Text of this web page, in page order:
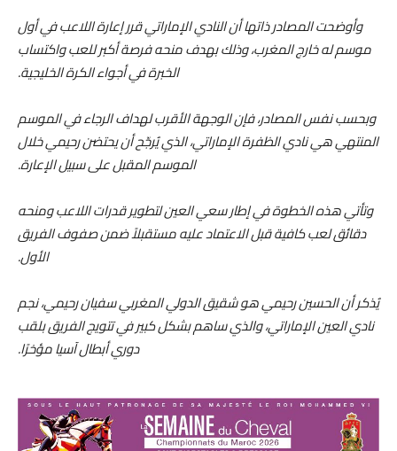
وأوضحت المصادر ذاتها أن النادي الإماراتي قرر إعارة اللاعب في أول
موسم له خارج المغرب، وذلك بهدف منحه فرصة أكبر للعب واكتساب
الخبرة في أجواء الكرة الخليجية.
وبحسب نفس المصادر، فإن الوجهة الأقرب لهداف الرجاء في الموسم
المنتهي هي نادي الظفرة الإماراتي، الذي يُرجّح أن يحتضن رحيمي خلال
الموسم المقبل على سبيل الإعارة.
وتأتي هذه الخطوة في إطار سعي العين لتطوير قدرات اللاعب ومنحه
دقائق لعب كافية قبل الاعتماد عليه مستقبلاً ضمن صفوف الفريق
الأول.
يُذكر أن الحسين رحيمي هو شقيق الدولي المغربي سفيان رحيمي، نجم
نادي العين الإماراتي، والذي ساهم بشكل كبير في تتويج الفريق بلقب
دوري أبطال آسيا مؤخرًا.